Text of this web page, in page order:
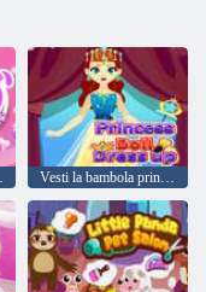
Vesti la bambola principessa